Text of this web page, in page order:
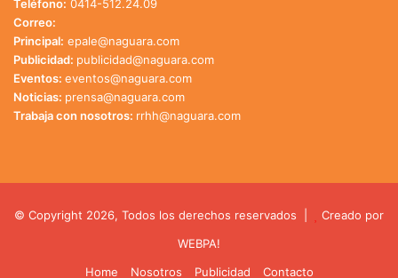
Teléfono: 0414-512.24.09
Correo:
Principal: epale@naguara.com
Publicidad: publicidad@naguara.com
Eventos: eventos@naguara.com
Noticias: prensa@naguara.com
Trabaja con nosotros: rrhh@naguara.com
© Copyright 2026, Todos los derechos reservados |
Creado por
WEBPA!
Home
Nosotros Publicidad Contacto